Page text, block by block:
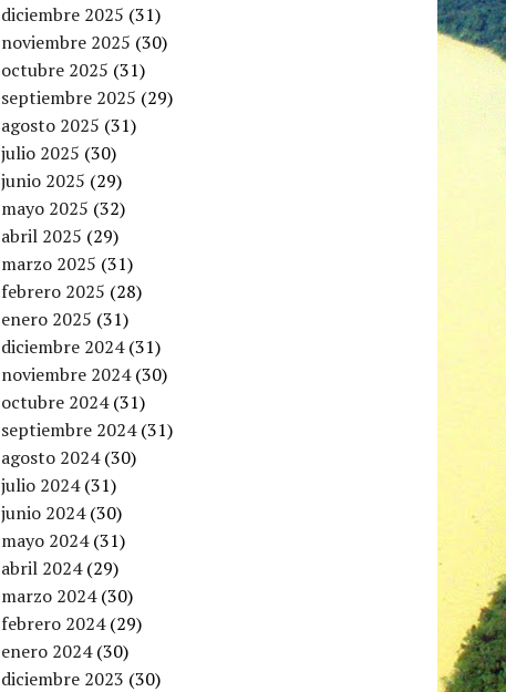
diciembre 2025 (31)
noviembre 2025 (30)
octubre 2025 (31)
septiembre 2025 (29)
agosto 2025 (31)
julio 2025 (30)
junio 2025 (29)
mayo 2025 (32)
abril 2025 (29)
marzo 2025 (31)
febrero 2025 (28)
enero 2025 (31)
diciembre 2024(31)
noviembre 2024(30)
octubre 2024(31)
septiembre 2024(31)
agosto 2024(30)
julio 2024(31)
junio 2024(30)
mayo 2024(31)
abril 2024(29)
marzo 2024(30)
febrero 2024(29)
enero 2024(30)
diciembre 2023 (30)